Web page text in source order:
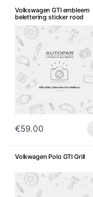
Volkswagen GTI embleem
belettering sticker rood
€59.00
Volkwagen Polo GTI Grill